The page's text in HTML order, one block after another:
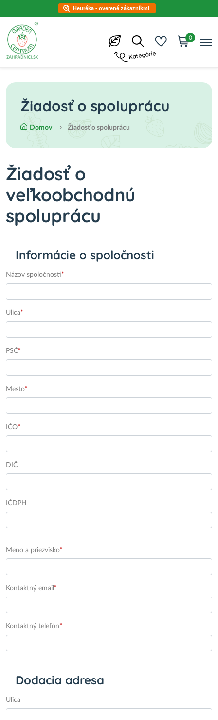
Heuréka - overené zákazníkmi
Kategórie
0
Žiadosť o spoluprácu
Domov Žiadosť o spoluprácu
Žiadosť o
veľkoobchodnú
spoluprácu
Informácie o spoločnosti
Názov spoločnosti*
Ulica*
PSČ*
Mesto*
IČO*
DIČ
IČDPH
Meno a priezvisko*
Kontaktný email *
Kontaktný telefón*
Dodacia adresa
Ulica